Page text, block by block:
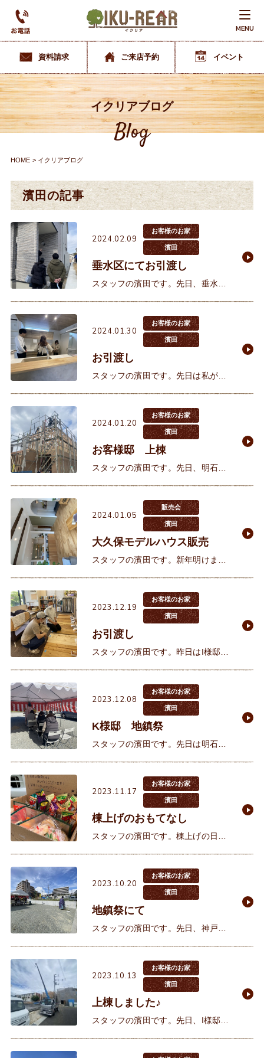
MENU
資料請求 ご来店予約 イベント
イクリアブログ
Blog
HOME イクリアブログ
濱田の記事
2024.02.09
お客様のお家
濱田
垂水区にてお引渡し
スタッフの濱田です。先日、垂水区
てすでに一度注文住宅を建築されて
おられました。ご主人様の転勤でご
2024.01.30
お客様のお家
濱田
お引渡し
スタッフの濱田です。先日は私が担
た。N様から初めに資料請求をいた
だいたのが2022年10月でした
2024.01.20
お客様のお家
濱田
お客様邸 上棟
スタッフの濱田です。先日、明石市
月にお会いさせていただきました。
すでに何社か回っておられましたが
2024.01.05
販売会
濱田
大久保モデルハウス販売
スタッフの濱田です。新年明けまし
年は個人的には担当させていただい
た18組のお客様のお
2023.12.19
お客様のお家
濱田
お引渡し
スタッフの濱田です。昨日はI様邸の
紹介でお会いさせていただきまし
た。2022年10月にご契約を
2023.12.08
お客様のお家
濱田
K様邸 地鎮祭
スタッフの濱田です。先日は明石市
感していただき家造りのパートナー
として選んでいただきました。前方
2023.11.17
お客様のお家
濱田
棟上げのおもてなし
スタッフの濱田です。棟上げの日、
り朝8時から夕方16時ごろまで一気
に形にして行きます。お施主様も
2023.10.20
お客様のお家
濱田
地鎮祭にて
スタッフの濱田です。先日、神戸市
も良く地鎮祭日和です。 実はお
2023.10.13
お客様のお家
濱田
上棟しました♪
スタッフの濱田です。先日、I様邸の